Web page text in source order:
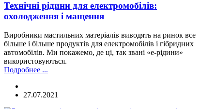
Технічні рідини для електромобілів:
охолодження і мащення
Виробники мастильних матеріалів виводять на ринок все
більше і більше продуктів для електромобілів і гібридних
автомобілів. Ми покажемо, де ці, так звані «е-рідини»
використовуються.
Подробнее ...
27.07.2021